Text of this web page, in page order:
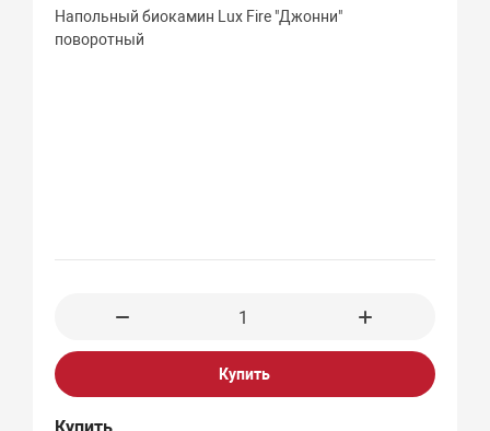
Напольный биокамин Lux Fire "Джонни"
поворотный
Купить